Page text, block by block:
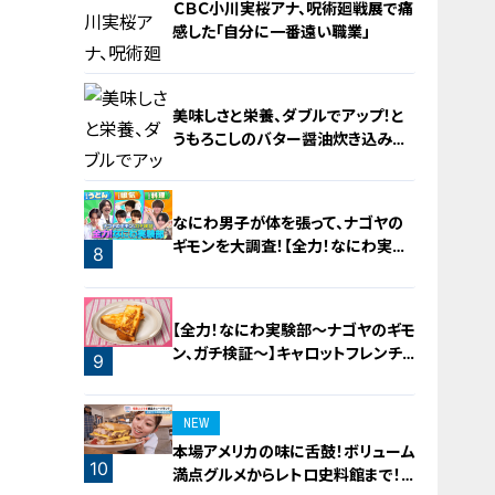
6
ＣＢＣ小川実桜アナ、呪術廻戦展で痛
感した「自分に一番遠い職業」
7
美味しさと栄養、ダブルでアップ！と
うもろこしのバター醤油炊き込みご
8
なにわ男子が体を張って、ナゴヤの
ギモンを大調査！【全力！なにわ実験
9
【全力！なにわ実験部～ナゴヤのギモ
ン、ガチ検証～】キャロットフレンチ
10
NEW
本場アメリカの味に舌鼓！ボリューム
満点グルメからレトロ史料館まで！